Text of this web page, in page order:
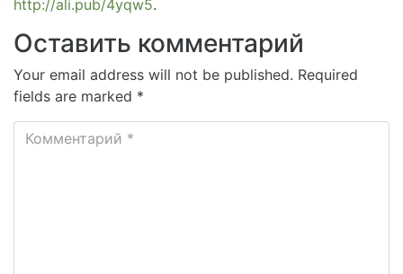
http://ali.pub/4yqw5.
Оставить комментарий
Your email address will not be published. Required
fields are marked *